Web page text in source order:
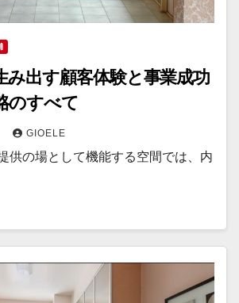
み出す顧客体験と事業成功
のすべて
GIOELE
供の場として機能する空間では、内